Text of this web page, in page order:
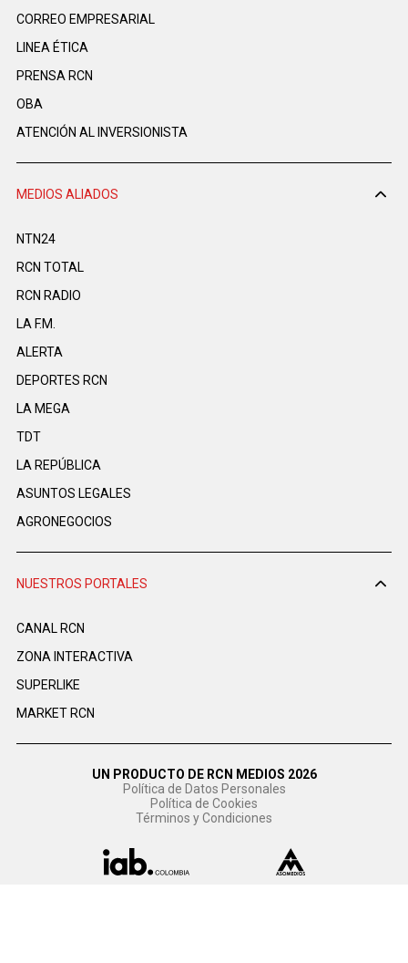
CORREO EMPRESARIAL
LINEA ÉTICA
PRENSA RCN
OBA
ATENCIÓN AL INVERSIONISTA
MEDIOS ALIADOS
NTN24
RCN TOTAL
RCN RADIO
LA F.M.
ALERTA
DEPORTES RCN
LA MEGA
TDT
LA REPÚBLICA
ASUNTOS LEGALES
AGRONEGOCIOS
NUESTROS PORTALES
CANAL RCN
ZONA INTERACTIVA
SUPERLIKE
MARKET RCN
UN PRODUCTO DE RCN MEDIOS 2026
Política de Datos Personales
Política de Cookies
Términos y Condiciones